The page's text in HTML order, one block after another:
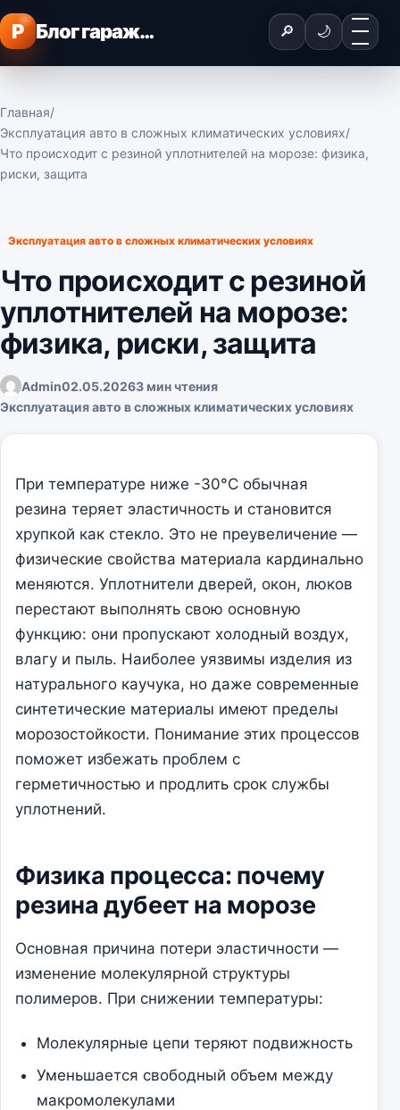
Перейти к содержимому
P Блог гаражного мастера 🔎 🌙 Меню
Главная/
Эксплуатация авто в сложных климатических условиях/
Что происходит с резиной уплотнителей на морозе: физика,
риски, защита
Эксплуатация авто в сложных климатических условиях
Что происходит с резиной
уплотнителей на морозе:
физика, риски, защита
Admin02.05.20263 мин чтения
Эксплуатация авто в сложных климатических условиях
При температуре ниже -30°C обычная
резина теряет эластичность и становится
хрупкой как стекло. Это не преувеличение —
физические свойства материала кардинально
меняются. Уплотнители дверей, окон, люков
перестают выполнять свою основную
функцию: они пропускают холодный воздух,
влагу и пыль. Наиболее уязвимы изделия из
натурального каучука, но даже современные
синтетические материалы имеют пределы
морозостойкости. Понимание этих процессов
поможет избежать проблем с
герметичностью и продлить срок службы
уплотнений.
Физика процесса: почему
резина дубеет на морозе
Основная причина потери эластичности —
изменение молекулярной структуры
полимеров. При снижении температуры:
Молекулярные цепи теряют подвижность
Уменьшается свободный объем между
макромолекулами